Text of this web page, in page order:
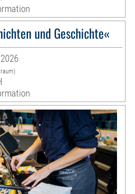
und Geschichte«